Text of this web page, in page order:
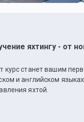
яхтингу - от
курс станет вашим
и английском
яхтой.